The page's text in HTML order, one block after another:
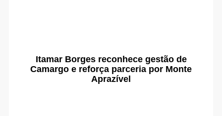
Itamar Borges reconhece gestão de
Camargo e reforça parceria por Monte
Aprazível